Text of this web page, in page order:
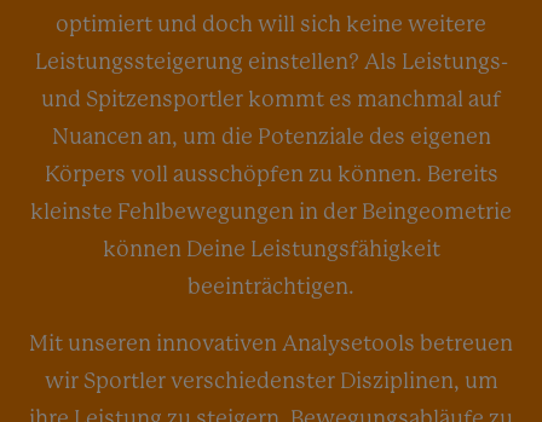
optimiert und doch will sich keine weitere
Leistungssteigerung einstellen? Als Leistungs-
und Spitzensportler kommt es manchmal auf
Nuancen an, um die Potenziale des eigenen
Körpers voll ausschöpfen zu können. Bereits
kleinste Fehlbewegungen in der Beingeometrie
können Deine Leistungsfähigkeit
beeinträchtigen.
Mit unseren innovativen Analysetools betreuen
wir Sportler verschiedenster Disziplinen, um